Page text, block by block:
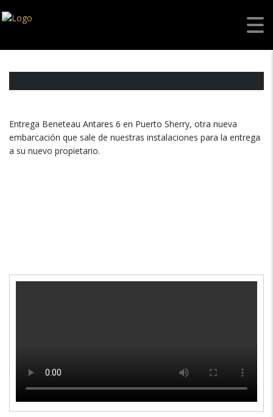
Entrega Beneteau Antares 6 en Puerto Sherry, otra nueva
embarcación que sale de nuestras instalaciones para la entrega
a su nuevo propietario.